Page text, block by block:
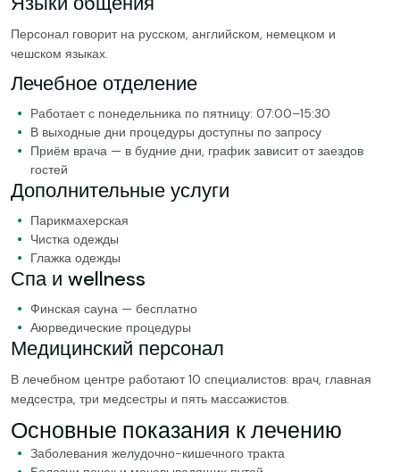
Персонал говорит на русском, английском, немецком и
чешском языках.
Лечебное отделение
Работает с понедельника по пятницу: 07:00–15:30
В выходные дни процедуры доступны по запросу
Приём врача — в будние дни, график зависит от заездов
гостей
Дополнительные услуги
Парикмахерская
Чистка одежды
Глажка одежды
Спа и wellness
Финская сауна — бесплатно
Аюрведические процедуры
Медицинский персонал
В лечебном центре работают 10 специалистов: врач, главная
медсестра, три медсестры и пять массажистов.
Основные показания к лечению
Заболевания желудочно-кишечного тракта